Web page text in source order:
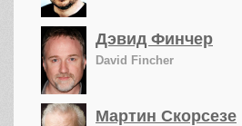
Дэвид Финчер
David Fincher
Мартин Скорсезе